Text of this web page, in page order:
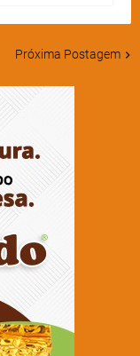
Próxima Postagem